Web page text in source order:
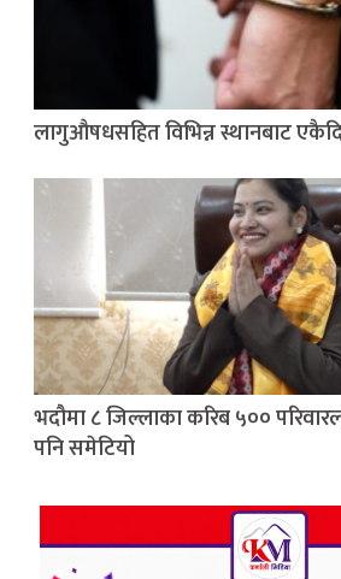
लागुऔषधसहित विभिन्न स्थानबाट
भदौमा ८ जिल्लाका करिब ५००
पनि समेटियो